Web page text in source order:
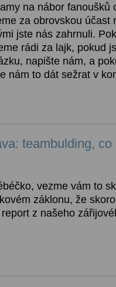
na nábor fanoušků
za obrovskou účast
jste nás zahrnuli.
rádi za lajk, pokud
napište nám, a
nám to dát sežrat v
teambulding, co
vezme vám to
záklonu, že
z našeho